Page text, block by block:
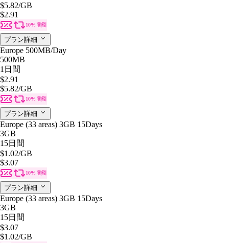
$5.82/GB
$2.91
10% 割引
プラン詳細
Europe 500MB/Day
500MB
1日間
$2.91
$5.82/GB
10% 割引
プラン詳細
Europe (33 areas) 3GB 15Days
3GB
15日間
$1.02/GB
$3.07
10% 割引
プラン詳細
Europe (33 areas) 3GB 15Days
3GB
15日間
$3.07
$1.02/GB